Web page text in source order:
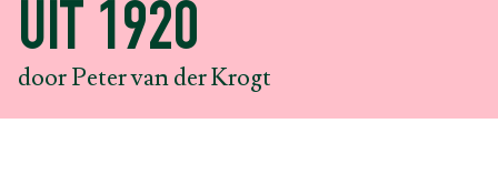
UIT 1920
door Peter van der Krogt